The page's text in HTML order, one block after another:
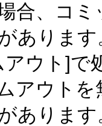
合、コ
ありま
ウト]で
アウト
あります